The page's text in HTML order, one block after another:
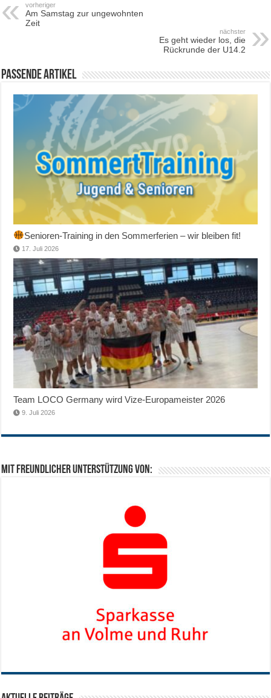
vorheriger
Am Samstag zur ungewohnten
Zeit
nächster
Es geht wieder los, die
Rückrunde der U14.2
Passende Artikel
Senioren-Training in den Sommerferien – wir bleiben fit!
17. Juli 2026
Team LOCO Germany wird Vize-Europameister 2026
9. Juli 2026
Mit freundlicher Unterstützung von: